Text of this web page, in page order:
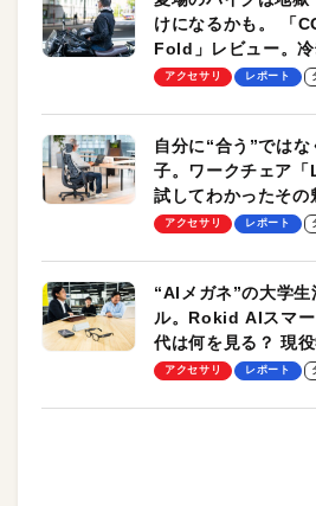
けになるかも。 「
Fold」レビュー。
却プレート、シンプ
アクセサリ レポート
自分に“合う”では
子。ワークチェア
試してわかったその
ッチ機能も搭載
アクセサリ レポート
“AIメガネ”の大学
ル。Rokid AIスマ
代は何を見る？ 現
授による体験会レポ
アクセサリ レポート